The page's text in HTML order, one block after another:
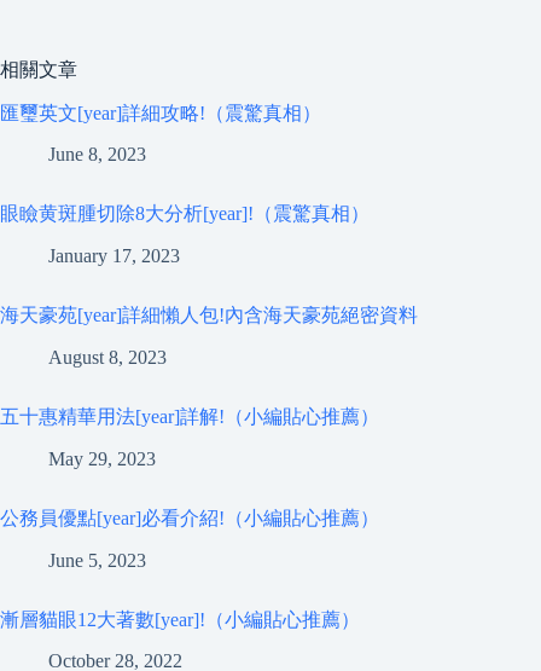
相關文章
匯璽英文[year]詳細攻略!（震驚真相）
June 8, 2023
眼瞼黄斑腫切除8大分析[year]!（震驚真相）
January 17, 2023
海天豪苑[year]詳細懶人包!內含海天豪苑絕密資料
August 8, 2023
五十惠精華用法[year]詳解!（小編貼心推薦）
May 29, 2023
公務員優點[year]必看介紹!（小編貼心推薦）
June 5, 2023
漸層貓眼12大著數[year]!（小編貼心推薦）
October 28, 2022